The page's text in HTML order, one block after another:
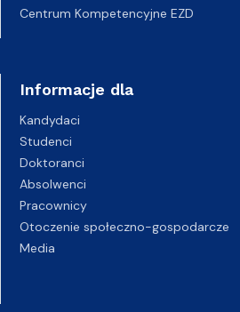
Centrum Kompetencyjne EZD
Informacje dla
Kandydaci
Studenci
Doktoranci
Absolwenci
Pracownicy
Otoczenie społeczno-gospodarcze
Media